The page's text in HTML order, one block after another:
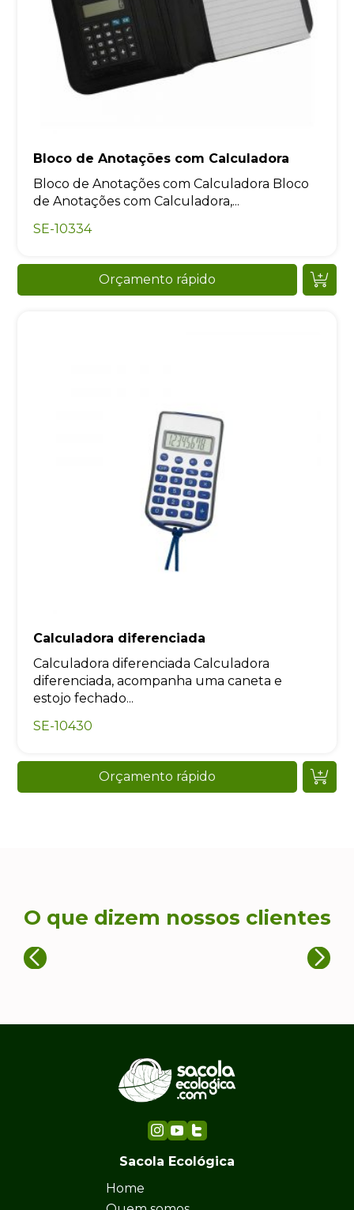
Bloco de Anotações com Calculadora
Bloco de Anotações com Calculadora Bloco
de Anotações com Calculadora,...
SE-10334
Orçamento rápido
Calculadora diferenciada
Calculadora diferenciada Calculadora
diferenciada, acompanha uma caneta e
estojo fechado...
SE-10430
Orçamento rápido
O que dizem nossos clientes
Sacola Ecológica
Home